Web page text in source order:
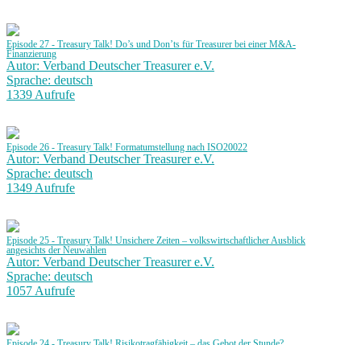
Episode 27 - Treasury Talk! Do’s und Don’ts für Treasurer bei einer M&A-
Finanzierung
Autor: Verband Deutscher Treasurer e.V.
Sprache: deutsch
1339 Aufrufe
Episode 26 - Treasury Talk! Formatumstellung nach ISO20022
Autor: Verband Deutscher Treasurer e.V.
Sprache: deutsch
1349 Aufrufe
Episode 25 - Treasury Talk! Unsichere Zeiten – volkswirtschaftlicher Ausblick
angesichts der Neuwahlen
Autor: Verband Deutscher Treasurer e.V.
Sprache: deutsch
1057 Aufrufe